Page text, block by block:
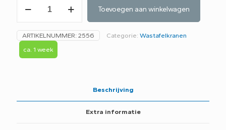
Cobber
hendel
inbouw
wastafelkraan
met
Toevoegen aan winkelwagen
ARTIKELNUMMER: 2556 Categorie: Wastafelkranen
ca. 1 week
Beschrijving
Extra informatie